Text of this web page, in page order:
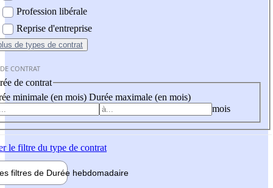
Profession libérale
Reprise d'entreprise
de types de contrat
CONTRAT
de contrat
minimale (en mois) Durée maximale (en mois)
mois
le filtre du type de contrat
filtres de Durée hebdomadaire